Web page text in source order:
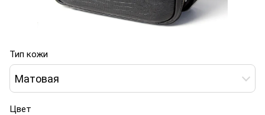
Тип кожи
Матовая
Цвет